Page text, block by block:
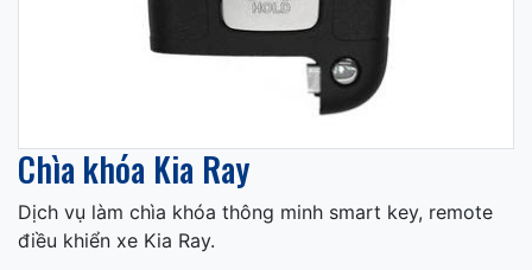
Chìa khóa Kia Ray
Dịch vụ làm chìa khóa thông minh smart key, remote
điều khiển xe Kia Ray.